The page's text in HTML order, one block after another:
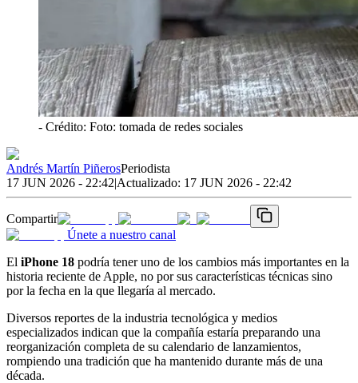
- Crédito: Foto: tomada de redes sociales
Andrés Martín PiñerosPeriodista
17 JUN 2026 - 22:42|Actualizado: 17 JUN 2026 - 22:42
Compartir
Únete a nuestro canal
El iPhone 18 podría tener uno de los cambios más importantes en la
historia reciente de Apple, no por sus características técnicas sino
por la fecha en la que llegaría al mercado.
Diversos reportes de la industria tecnológica y medios
especializados indican que la compañía estaría preparando una
reorganización completa de su calendario de lanzamientos,
rompiendo una tradición que ha mantenido durante más de una
década.